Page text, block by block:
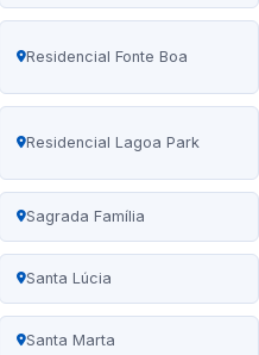
Residencial Fonte Boa
Residencial Lagoa Park
Sagrada Família
Santa Lúcia
Santa Marta